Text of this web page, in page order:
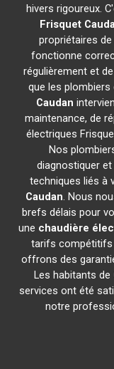
hivers rigoureux.
Frisquet
propriétaires
fonctionne
régulièrement et
que les plombiers
Caudan
maintenance, de
électriques
Nos
diagnostiquer
techniques liés à
Caudan. Nous
brefs délais pour
une chaudière
tarifs compétitifs
offrons des
Les habitants de
services ont été
notre